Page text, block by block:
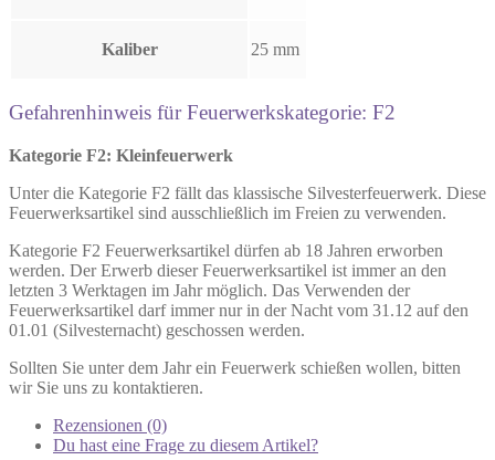
Kaliber 25 mm
Gefahrenhinweis für Feuerwerkskategorie: F2
Kategorie F2: Kleinfeuerwerk
Unter die Kategorie F2 fällt das klassische Silvesterfeuerwerk. Diese
Feuerwerksartikel sind ausschließlich im Freien zu verwenden.
Kategorie F2 Feuerwerksartikel dürfen ab 18 Jahren erworben
werden. Der Erwerb dieser Feuerwerksartikel ist immer an den
letzten 3 Werktagen im Jahr möglich. Das Verwenden der
Feuerwerksartikel darf immer nur in der Nacht vom 31.12 auf den
01.01 (Silvesternacht) geschossen werden.
Sollten Sie unter dem Jahr ein Feuerwerk schießen wollen, bitten
wir Sie uns zu kontaktieren.
Rezensionen (0)
Du hast eine Frage zu diesem Artikel?